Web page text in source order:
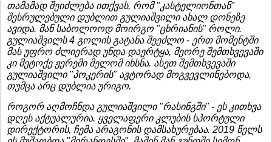
თამამად შეიძლება ითქვას, რომ "კასტელიონთან"
შესრულებული დუბლით გულიაშვილი ახალ დონეზე
ავიდა. მან საბოლოოდ მოირგო "ცხრიანის" როლი.
გულიაშვილს 4 გოლის გატანა შეეძლო - ერთ მომენტში
მას უფრო ძლიერად უნდა დაერტყა, მეორე შემთხვევაში
კი მეტოქე ჟერემი მელომ იხსნა. ასეთ შემთხვევაში
გულიაშვილი "პოკერის" ავტორად მოგვევლინებოდა,
თუმცა არც დუბლია ურიგო.
როგორ აღმოჩნდა გულიაშვილი "რასინგში" - ეს კითხვა
დღეს აქტუალურია. ყველაფერი კლუბის სპორტული
დირექტორის, ჩემა არაგონის დამსახურებაა. 2019 წელს